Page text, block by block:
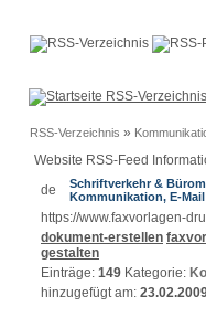
RSS-Verzeichnis »
Website RSS-Feed
Schriftverkehr &
Kommunikation, E-Mail
https://www.faxvorlagen-
dokument-erstellen
gestalten
Einträge: 149 Kategorie:
hinzugefügt am: